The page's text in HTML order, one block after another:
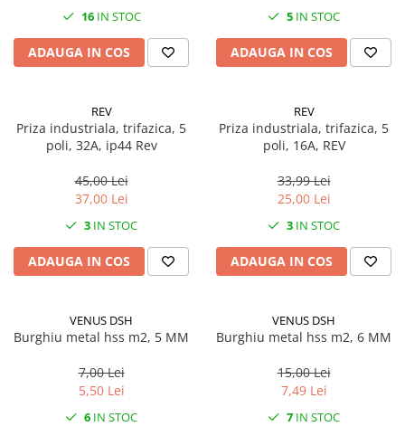
Aplice si plafoniere
Lustre si pendule
Spoturi
Lampi de veghe copii
Proiectoare
Veioze si lampi
Accesorii decorative
Caciuli
Instalatii de Craciun
Lumanari si candele
Suporturi lumanari
Curatenie
16IN STOC
ADAUGA IN COS
5 IN STOC
ADAUGA IN COS
REV
Priza industriala, trifazica, 5
poli, 32A, ip44 Rev
45,00 Lei
37,00 Lei
3 IN STOC
ADAUGA IN COS
REV
Priza industriala, trifazica, 5
poli, 16A, REV
33,99 Lei
25,00 Lei
3 IN STOC
ADAUGA IN COS
VENUS DSH
Burghiu metal hss m2, 5 MM
7,00 Lei
5,50 Lei
6 IN STOC
VENUS DSH
Burghiu metal hss m2, 6 MM
15,00 Lei
7,49 Lei
7 IN STOC